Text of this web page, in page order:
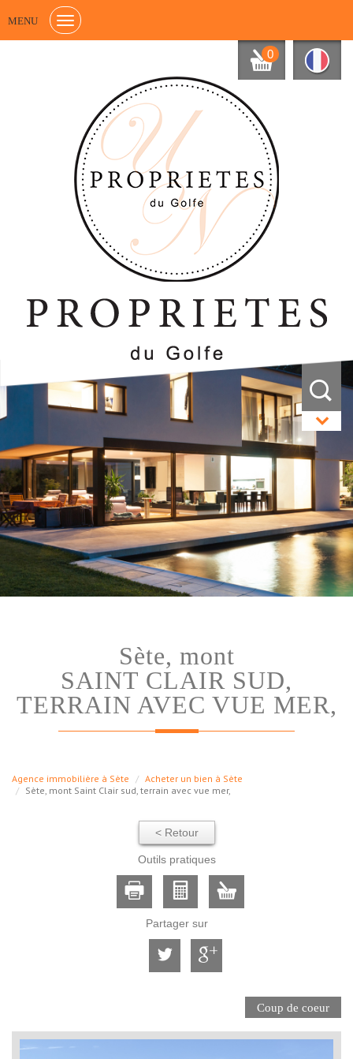
MENU
0
sète, mont
SAINT CLAIR SUD,
TERRAIN AVEC VUE MER,
Agence immobilière à Sète
Acheter un bien à Sète
Sète, mont Saint Clair sud, terrain avec vue mer,
< Retour
Outils pratiques
Partager sur
Coup de coeur